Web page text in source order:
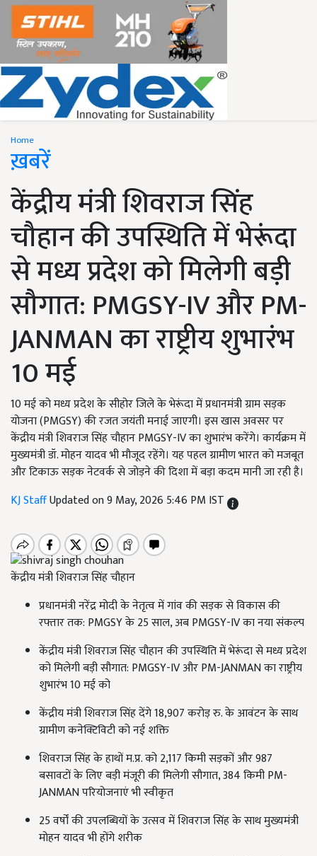
Home
ख़बरें
केंद्रीय मंत्री शिवराज सिंह
चौहान की उपस्थिति में भेरूंदा
से मध्य प्रदेश को मिलेगी बड़ी
सौगात: PMGSY-IV और PM-
JANMAN का राष्ट्रीय शुभारंभ
10 मई
10 मई को मध्य प्रदेश के सीहोर जिले के भेरूंदा में प्रधानमंत्री ग्राम सड़क
योजना (PMGSY) की रजत जयंती मनाई जाएगी। इस खास अवसर पर
केंद्रीय मंत्री शिवराज सिंह चौहान PMGSY-IV का शुभारंभ करेंगे। कार्यक्रम में
मुख्यमंत्री डॉ. मोहन यादव भी मौजूद रहेंगे। यह पहल ग्रामीण भारत को मजबूत
और टिकाऊ सड़क नेटवर्क से जोड़ने की दिशा में बड़ा कदम मानी जा रही है।
KJ StaffUpdated on 9 May, 2026 5:46 PM IST
केंद्रीय मंत्री शिवराज सिंह चौहान
प्रधानमंत्री नरेंद्र मोदी के नेतृत्व में गांव की सड़क से विकास की
रफ्तार तक: PMGSY के 25 साल, अब PMGSY-IV का नया संकल्प
केंद्रीय मंत्री शिवराज सिंह चौहान की उपस्थिति में भेरूंदा से मध्य प्रदेश
को मिलेगी बड़ी सौगात: PMGSY-IV और PM-JANMAN का राष्ट्रीय
शुभारंभ 10 मई को
केंद्रीय मंत्री शिवराज सिंह देंगे 18,907 करोड़ रु. के आवंटन के साथ
ग्रामीण कनेक्टिविटी को नई शक्ति
शिवराज सिंह के हाथों म.प्र. को 2,117 किमी सड़कों और 987
बसावटों के लिए बड़ी मंजूरी की मिलेगी सौगात, 384 किमी PM-
JANMAN परियोजनाएं भी स्वीकृत
25 वर्षों की उपलब्धियों के उत्सव में शिवराज सिंह के साथ मुख्यमंत्री
मोहन यादव भी होंगे शरीक